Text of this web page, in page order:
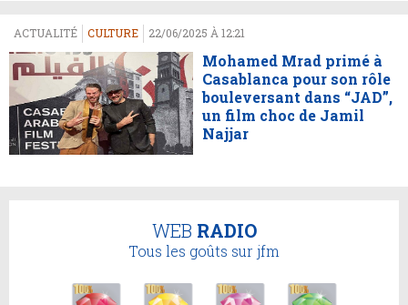
ACTUALITÉ CULTURE 22/06/2025 À 12:21
Mohamed Mrad primé à
Casablanca pour son rôle
bouleversant dans “JAD”,
un film choc de Jamil
Najjar
WEB RADIO
Tous les goûts sur jfm